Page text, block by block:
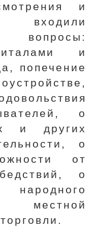
и
входили
и
попечение
о
и других
о
от
о
народного
местной